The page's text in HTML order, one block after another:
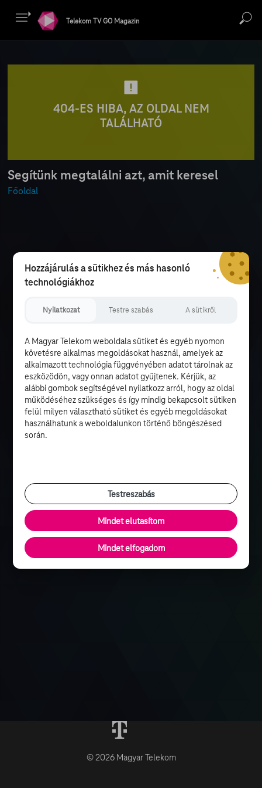
Telekom TV GO Magazin
404-ES HIBA, AZ OLDAL NEM
TALÁLHATÓ
Segítünk megtalálni azt, amit keresel
Főoldal
© 2026 Magyar Telekom
Hozzájárulás a sütikhez és más hasonló
technológiákhoz
Nyilatkozat Testre szabás A sütikről
A Magyar Telekom weboldala sütiket és egyéb nyomon
követésre alkalmas megoldásokat használ, amelyek az
alkalmazott technológia függvényében adatot tárolnak az
eszközödön, vagy onnan adatot gyűjtenek. Kérjük, az
alábbi gombok segítségével nyilatkozz arról, hogy az oldal
működéséhez szükséges és így mindig bekapcsolt sütiken
felül milyen választható sütiket és egyéb megoldásokat
használhatunk a weboldalunkon történő böngészésed
során.
Testreszabás
Mindet elutasítom
Mindet elfogadom